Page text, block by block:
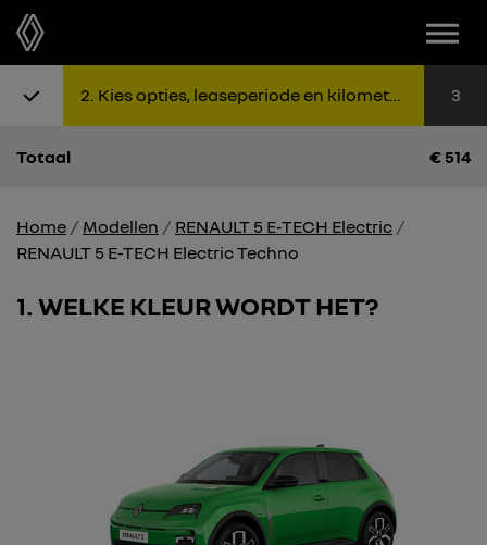
Stap 1: Kies uitvoering
2 Kies opties, leaseperiode en kilometers Stap 2:
3
Totaal € 514
Home Modellen
RENAULT 5 E-TECH Electric
RENAULT 5 E-TECH Electric Techno
1 WELKE KLEUR WORDT HET?